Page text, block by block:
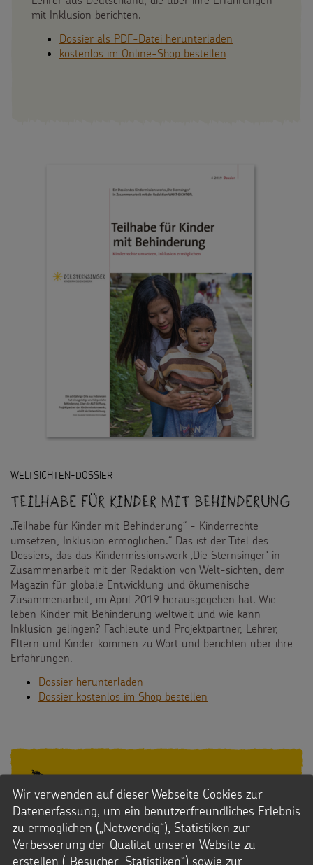
mit Inklusion berichten.
Dossier als PDF-Datei herunterladen
kostenlos im Online-Shop bestellen
WELTSICHTEN-DOSSIER
Teilhabe für Kinder mit Behinderung
„Teilhabe für Kinder mit Behinderung“ - Kinderrechte
umsetzen, Inklusion ermöglichen.“ Das ist der Titel des
Dossiers, das das Kindermissionswerk ‚Die Sternsinger‘ in
Zusammenarbeit mit der Redaktion von Welt-sichten, dem
Magazin für globale Entwicklung und ökumenische
Zusammenarbeit, im April 2019 herausgegeben hat. Wie
leben Kinder mit Behinderung weltweit und wie kann
Inklusion gelingen? Fachleute und Projektpartner, Lehrer,
Eltern und Kinder kommen zu Wort und berichten über ihre
Erfahrungen.
Dossier herunterladen
Dossier kostenlos im Shop bestellen
Jetzt spenden!
Wir verwenden auf dieser Webseite Cookies zur
Datenerfassung, um ein benutzerfreundliches Erlebnis
zu ermöglichen („Notwendig“), Statistiken zur
Verbesserung der Qualität unserer Website zu
erstellen („Besucher-Statistiken“) sowie zur